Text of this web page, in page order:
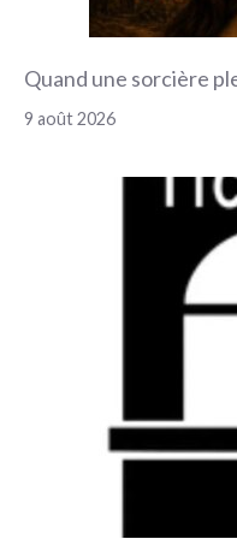
Quand une sorcière
9 août 2026